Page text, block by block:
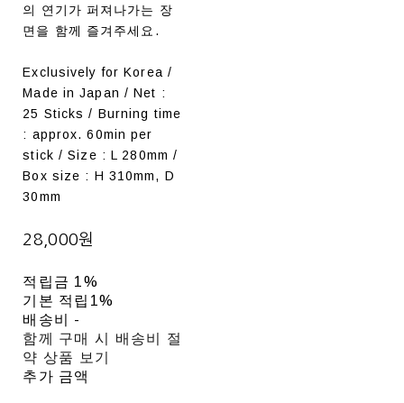
의 연기가 퍼져나가는 장
면을 함께 즐겨주세요.
Exclusively for Korea /
Made in Japan / Net :
25 Sticks / Burning time
: approx. 60min per
stick / Size : L 280mm /
Box size : H 310mm, D
30mm
28,000원
적립금 1%
기본 적립 1%
배송비 -
함께 구매 시 배송비 절
약 상품 보기
추가 금액